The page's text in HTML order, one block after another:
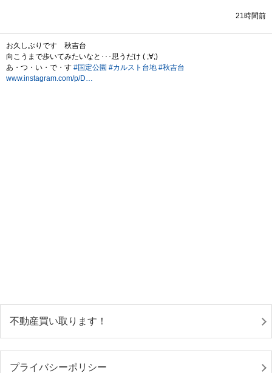
不動産買い取ります！
プライバシーポリシー